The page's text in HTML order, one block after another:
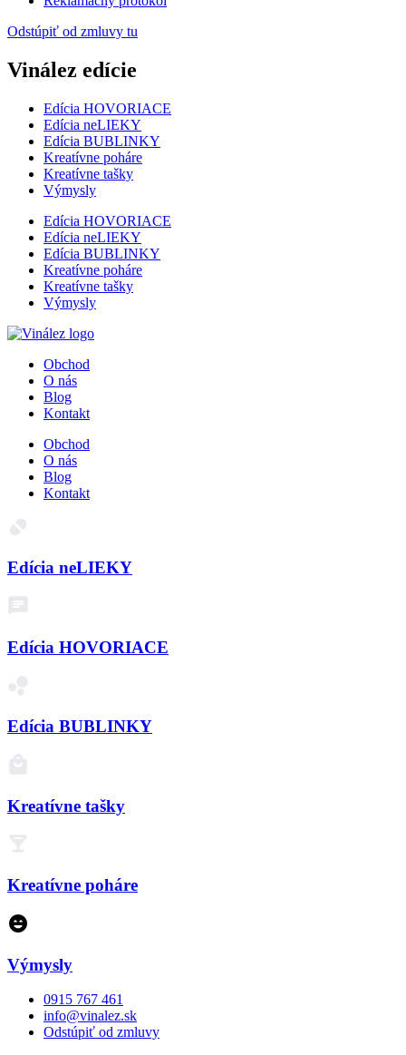
Odstúpiť od zmluvy tu
Vinález edície
Edícia HOVORIACE
Edícia neLIEKY
Edícia BUBLINKY
Kreatívne poháre
Kreatívne tašky
Výmysly
Edícia HOVORIACE
Edícia neLIEKY
Edícia BUBLINKY
Kreatívne poháre
Kreatívne tašky
Výmysly
Obchod
O nás
Blog
Kontakt
Obchod
O nás
Blog
Kontakt
Edícia neLIEKY
Edícia HOVORIACE
Edícia BUBLINKY
Kreatívne tašky
Kreatívne poháre
Výmysly
0915 767 461
info@vinalez.sk
Odstúpiť od zmluvy